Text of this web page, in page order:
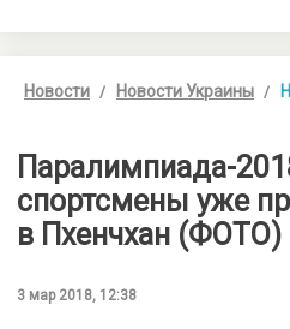
Новости Новости Украины
Паралимпиада-
спортсмены уже
в Пхенчхан (ФОТО)
3 мар 2018, 12:38